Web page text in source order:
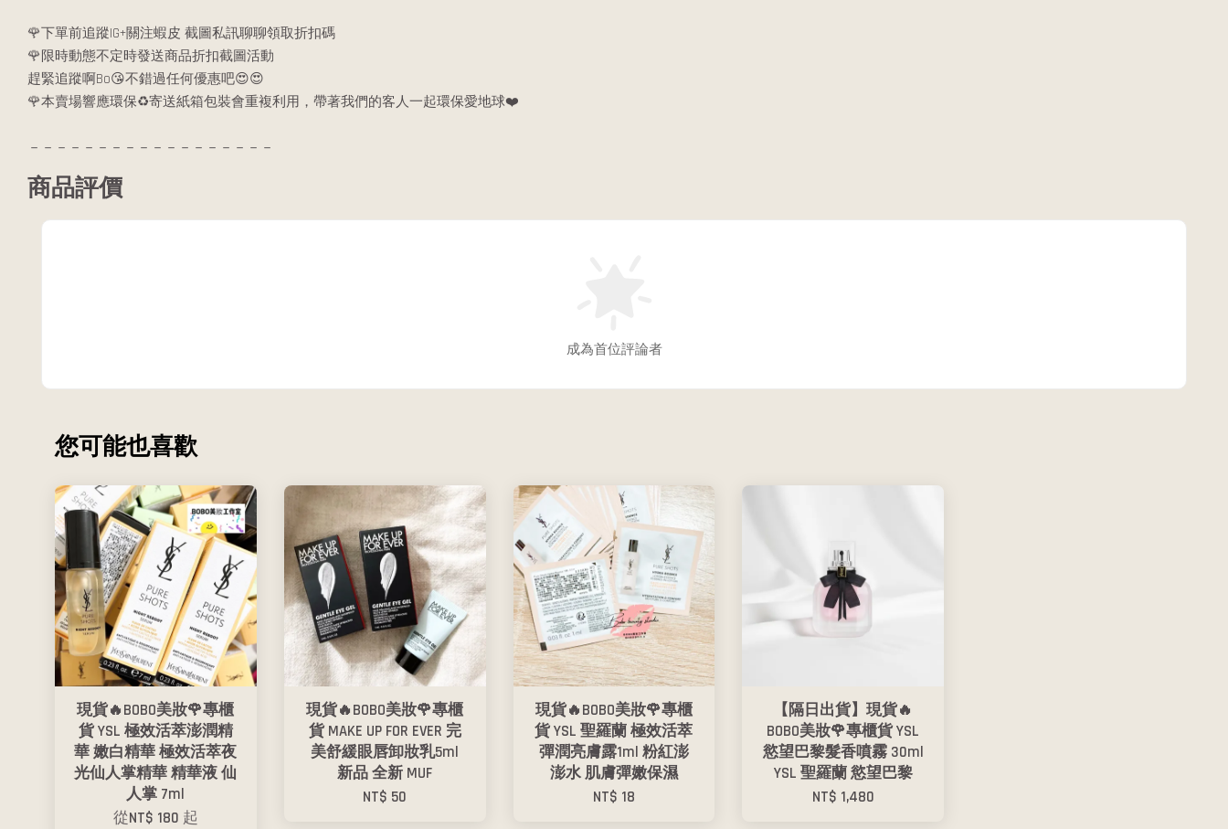
🌹下單前追蹤IG+關注蝦皮 截圖私訊聊聊領取折扣碼
🌹限時動態不定時發送商品折扣截圖活動
趕緊追蹤啊Bo😘不錯過任何優惠吧😍😍
🌹本賣場響應環保♻️寄送紙箱包裝會重複利用，帶著我們的客人一起環保愛地球❤️
－－－－－－－－－－－－－－－－－－
商品評價
成為首位評論者
您可能也喜歡
現貨🔥BOBO美妝🌹專櫃
貨 YSL 極效活萃澎潤精
華 嫩白精華 極效活萃夜
光仙人掌精華 精華液 仙
人掌 7ml
從NT$ 180 起
現貨🔥BOBO美妝🌹專櫃
貨 MAKE UP FOR EVER 完
美舒緩眼唇卸妝乳5ml
新品 全新 MUF
NT$ 50
現貨🔥BOBO美妝🌹專櫃
貨 YSL 聖羅蘭 極效活萃
彈潤亮膚露1ml 粉紅澎
澎水 肌膚彈嫩保濕
NT$ 18
【隔日出貨】現貨🔥
BOBO美妝🌹專櫃貨 YSL
慾望巴黎髮香噴霧 30ml
YSL 聖羅蘭 慾望巴黎
NT$ 1,480